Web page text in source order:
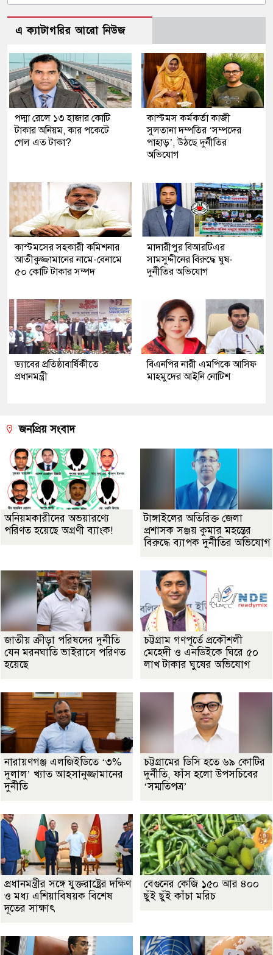
এ ক্যাটাগরির আরো নিউজ
পদ্মা রেলে ১৩ হাজার কোটি
টাকার অনিয়ম, কার পকেটে
গেল এত টাকা?
কাস্টমস কর্মকর্তা কাজী
সুলতানা দম্পতির ‘সম্পদের
পাহাড়’, উঠছে দুর্নীতির
অভিযোগ
কাস্টমসের সহকারী কমিশনার
আতীকুজ্জামানের নামে-বেনামে
৫০ কোটি টাকার সম্পদ
মাদারীপুর বিআরটিএর
সামসুদ্দীনের বিরুদ্ধে ঘুষ-
দুর্নীতির অভিযোগ
ড্যাবের প্রতিষ্ঠাবার্ষিকীতে
প্রধানমন্ত্রী
বিএনপির নারী এমপিকে আসিফ
মাহমুদের আইনি নোটিশ
জনপ্রিয় সংবাদ
অনিয়মকারীদের অভয়ারণ্যে
পরিণত হয়েছে অগ্রণী ব্যাংক!
টাঙ্গাইলের অতিরিক্ত জেলা
প্রশাসক সঞ্জয় কুমার মহন্তের
বিরুদ্ধে ব্যাপক দুর্নীতির অভিযোগ
জাতীয় ক্রীড়া পরিষদের দুর্নীতি
যেন মরনঘাতি ভাইরাসে পরিণত
হয়েছে
চট্টগ্রাম গণপূর্তে প্রকৌশলী
মেহেদী ও এনডিইকে ঘিরে ৫০
লাখ টাকার ঘুষের অভিযোগ
নারায়ণগঞ্জ এলজিইডিতে ‘৩%
দুলাল’ খ্যাত আহসানুজ্জামানের
দুর্নীতি
চট্টগ্রামের ডিসি হতে ৬৯ কোটির
দুর্নীতি, ফাঁস হলো উপসচিবের
‘সম্মতিপত্র’
প্রধানমন্ত্রীর সঙ্গে যুক্তরাষ্ট্রের দক্ষিণ
ও মধ্য এশিয়াবিষয়ক বিশেষ
দূতের সাক্ষাৎ
বেগুনের কেজি ১৫০ আর ৪০০
ছুঁই ছুঁই কাঁচা মরিচ